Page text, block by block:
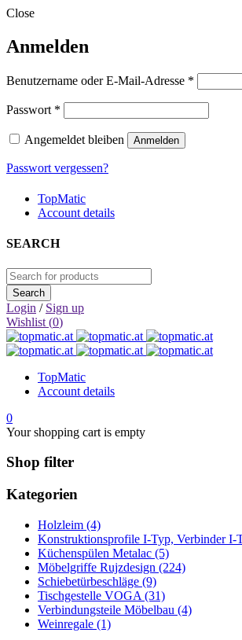
Close
Anmelden
Benutzername oder E-Mail-Adresse *
Passwort *
Angemeldet bleiben Anmelden
Passwort vergessen?
TopMatic
Account details
SEARCH
Login / Sign up
Wishlist (0)
TopMatic
Account details
0
Your shopping cart is empty
Shop filter
Kategorien
Holzleim (4)
Konstruktionsprofile I-Typ, Verbinder I-
Küchenspülen Metalac (5)
Möbelgriffe Rujzdesign (224)
Schiebetürbeschläge (9)
Tischgestelle VOGA (31)
Verbindungsteile Möbelbau (4)
Weinregale (1)